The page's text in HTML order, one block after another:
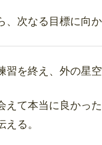
次なる目標に向
を終え、外の星
えて本当に良かっ
る。